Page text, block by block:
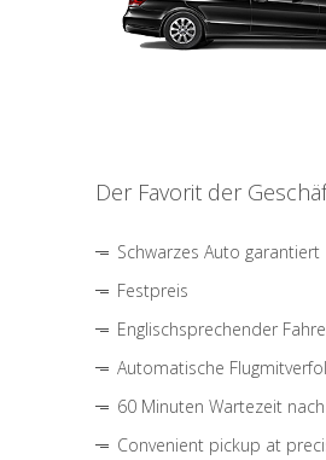
Der Favorit der
Schwarzes Auto garantiert
Festpreis
Englischsprechender
Automatische
60 Minuten Wartezeit
Convenient pickup at